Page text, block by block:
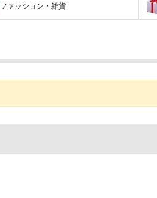
ファッション・雑貨